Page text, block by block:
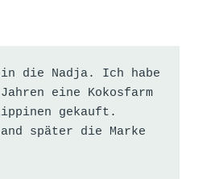
die Nadja. Ich habe
eine Kokosfarm
gekauft.
später die Marke